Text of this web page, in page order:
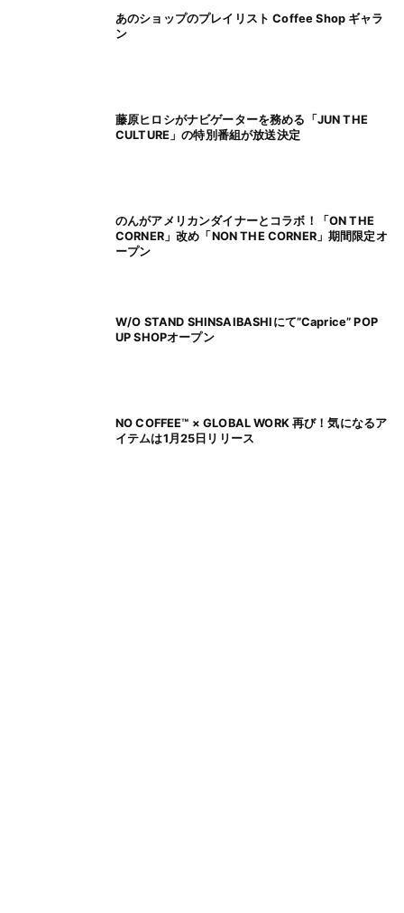
あのショップのプレイリスト Coffee Shop ギャラ
ン
藤原ヒロシがナビゲーターを務める「JUN THE
CULTURE」の特別番組が放送決定
のんがアメリカンダイナーとコラボ！「ON THE
CORNER」改め「NON THE CORNER」期間限定オ
ープン
W/O STAND SHINSAIBASHIにて”Caprice” POP
UP SHOPオープン
NO COFFEE™ × GLOBAL WORK 再び！気になるア
イテムは1月25日リリース